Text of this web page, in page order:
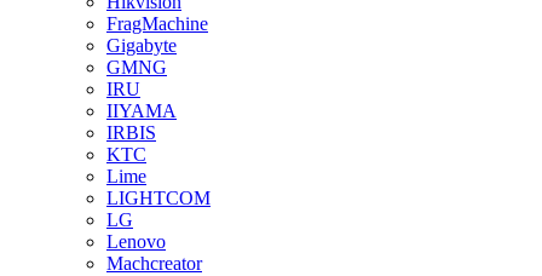
FragMachine
Gigabyte
GMNG
IRU
IIYAMA
IRBIS
KTC
Lime
LIGHTCOM
LG
Lenovo
Machcreator